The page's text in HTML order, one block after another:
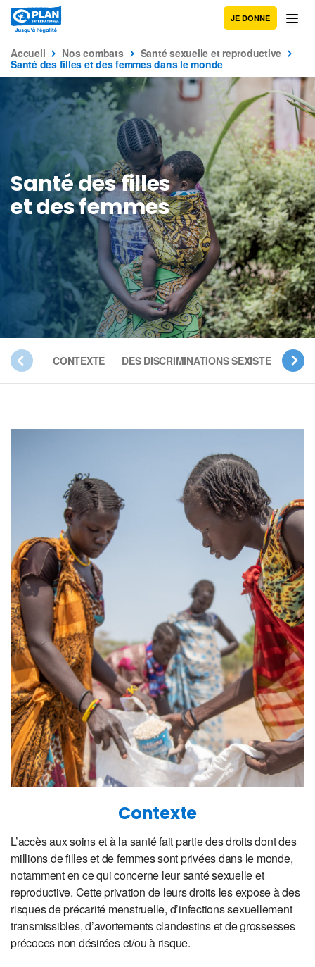
JE DONNE
Accueil Nos combats
Santé sexuelle et reproductive
Santé des filles et des femmes dans le monde
Santé des filles
et des femmes
CONTEXTE DES DISCRIMINATIONS SEXISTES LES
Contexte
L’accès aux soins et à la santé fait partie des droits dont des
millions de filles et de femmes sont privées dans le monde,
notamment en ce qui concerne leur santé sexuelle et
reproductive. Cette privation de leurs droits les expose à des
risques de précarité menstruelle, d’infections sexuellement
transmissibles, d’avortements clandestins et de grossesses
précoces non désirées et/ou à risque.